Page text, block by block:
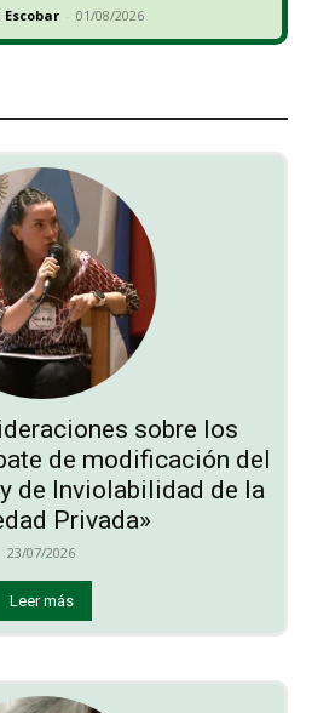
- 01/08/2026
sobre los
de modificación del
de Inviolabilidad de la
Privada»
23/07/2026
Leer más